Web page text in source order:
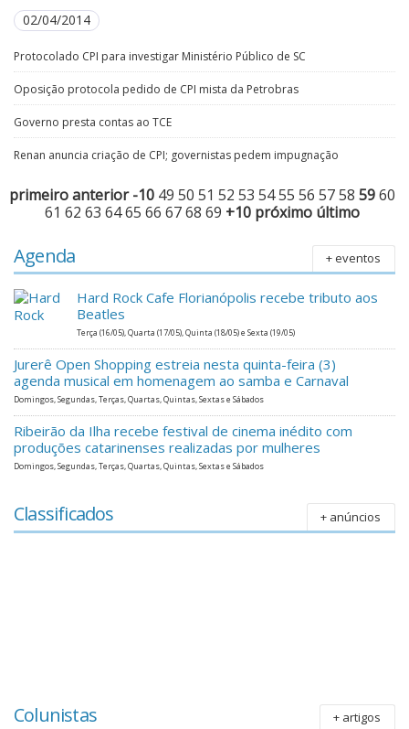
02/04/2014
Protocolado CPI para investigar Ministério Público de SC
Oposição protocola pedido de CPI mista da Petrobras
Governo presta contas ao TCE
Renan anuncia criação de CPI; governistas pedem impugnação
primeiroanterior -10 49 50 51 52 53 5455 56 5758 5960
61 62 63 6465 66 6768 69 +10 próximo último
Agenda + eventos
Hard Rock Cafe Florianópolis recebe tributo aos
Beatles
Terça (16/05), Quarta (17/05), Quinta (18/05) e Sexta (19/05)
Jurerê Open Shopping estreia nesta quinta-feira (3)
agenda musical em homenagem ao samba e Carnaval
Domingos, Segundas, Terças, Quartas, Quintas, Sextas e Sábados
Ribeirão da Ilha recebe festival de cinema inédito com
produções catarinenses realizadas por mulheres
Domingos, Segundas, Terças, Quartas, Quintas, Sextas e Sábados
Classificados + anúncios
Colunistas + artigos